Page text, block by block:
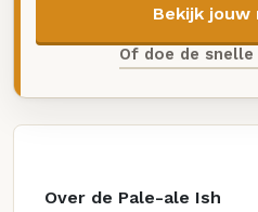
Bekijk
Of doe de
Over de Pale-ale Ish